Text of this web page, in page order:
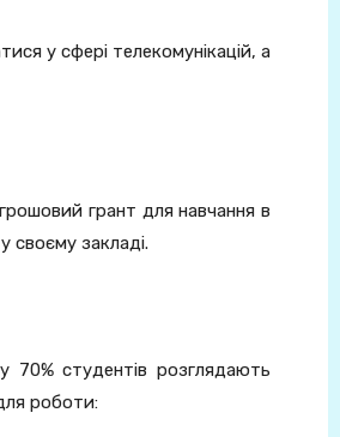
у сфері телекомунікацій, а
грант для навчання в
своєму закладі.
70% студентів розглядають
роботи: